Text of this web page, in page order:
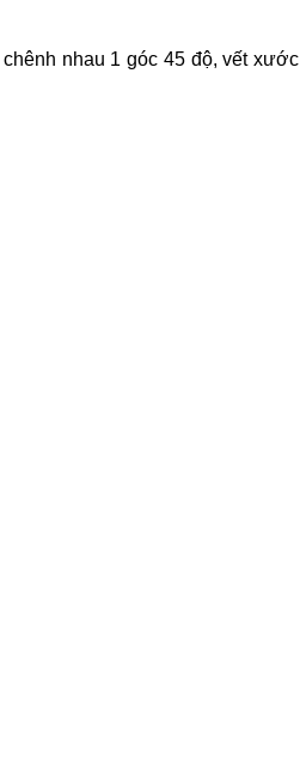
nhau 1 góc 45 độ, vết xước